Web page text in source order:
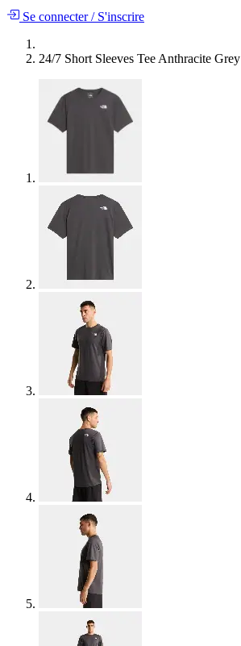
Se connecter/S'inscrire
24/7 Short Sleeves Tee Anthracite Grey